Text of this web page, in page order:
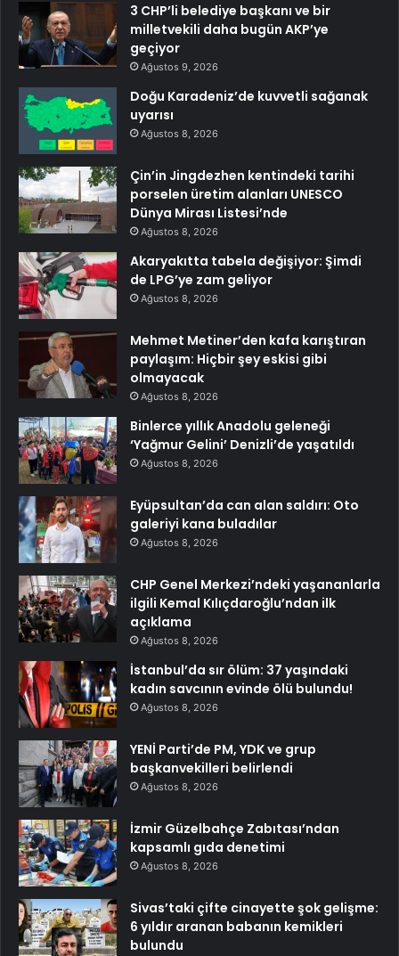
3 CHP’li belediye başkanı ve bir
milletvekili daha bugün AKP’ye
geçiyor
Ağustos 9, 2026
Doğu Karadeniz’de kuvvetli sağanak
uyarısı
Ağustos 8, 2026
Çin’in Jingdezhen kentindeki tarihi
porselen üretim alanları UNESCO
Dünya Mirası Listesi’nde
Ağustos 8, 2026
Akaryakıtta tabela değişiyor: Şimdi
de LPG’ye zam geliyor
Ağustos 8, 2026
Mehmet Metiner’den kafa karıştıran
paylaşım: Hiçbir şey eskisi gibi
olmayacak
Ağustos 8, 2026
Binlerce yıllık Anadolu geleneği
‘Yağmur Gelini’ Denizli’de yaşatıldı
Ağustos 8, 2026
Eyüpsultan’da can alan saldırı: Oto
galeriyi kana buladılar
Ağustos 8, 2026
CHP Genel Merkezi’ndeki yaşananlarla
ilgili Kemal Kılıçdaroğlu’ndan ilk
açıklama
Ağustos 8, 2026
İstanbul’da sır ölüm: 37 yaşındaki
kadın savcının evinde ölü bulundu!
Ağustos 8, 2026
YENİ Parti’de PM, YDK ve grup
başkanvekilleri belirlendi
Ağustos 8, 2026
İzmir Güzelbahçe Zabıtası’ndan
kapsamlı gıda denetimi
Ağustos 8, 2026
Sivas’taki çifte cinayette şok gelişme:
6 yıldır aranan babanın kemikleri
bulundu